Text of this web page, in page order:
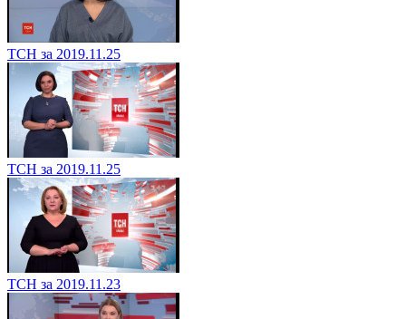
ТСН за 2019.11.25
ТСН за 2019.11.25
ТСН за 2019.11.23